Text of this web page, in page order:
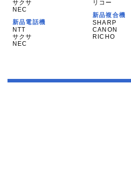
サクサ
NEC
新品電話機
NTT
サクサ
NEC
リコー
新品複合機
SHARP
CANON
RICHO